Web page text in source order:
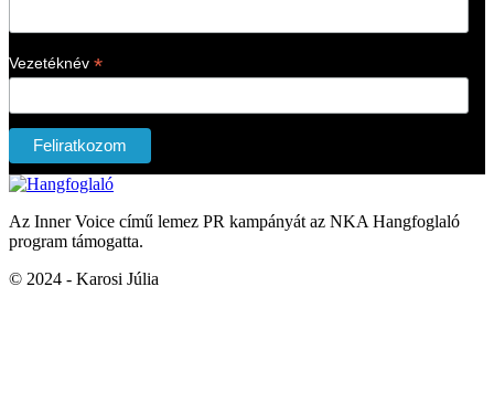
Vezetéknév *
Az Inner Voice című lemez PR kampányát az NKA Hangfoglaló
program támogatta.
© 2024 - Karosi Júlia